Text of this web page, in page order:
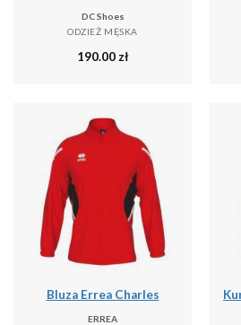
DC Shoes
ODZIEŻ MĘSKA
190.00 zł
Bluza Errea Charles
ERREA